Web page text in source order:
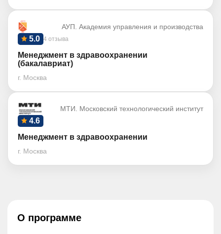
АУП. Академия управления и производства
4 отзыва
5.0
Менеджмент в здравоохранении
(бакалавриат)
г. Москва
МТИ. Московский технологический институт
4.6
Менеджмент в здравоохранении
г. Москва
О программе